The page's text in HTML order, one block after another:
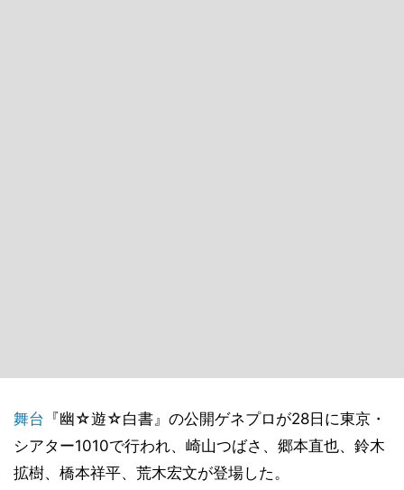
舞台 『幽☆遊☆白書』の公開ゲネプロが28日に東京・
シアター1010で行われ、崎山つばさ、郷本直也、鈴木
拡樹、橋本祥平、荒木宏文が登場した。